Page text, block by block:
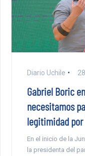
Diario Uchile
Gabriel Boric
necesitamos
legitimidad por
En el inicio de la
la presidenta del